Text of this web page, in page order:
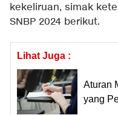
kekeliruan, simak
SNBP 2024 berikut.
Lihat Juga :
Aturan
yang